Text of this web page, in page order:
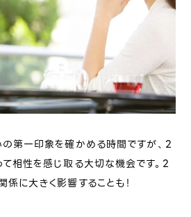
第一印象を確かめる時間ですが、2
相性を感じ取る大切な機会です。2
に大きく影響することも！